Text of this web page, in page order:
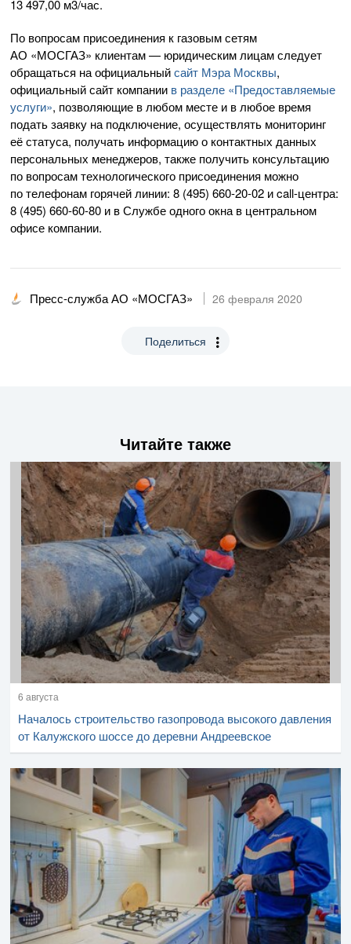
13 497,00 м3/час.
По вопросам присоединения к газовым сетям
АО «МОСГАЗ» клиентам — юридическим лицам следует
обращаться на официальныйсайт Мэра Москвы,
официальный сайт компании в разделе «Предоставляемые
услуги», позволяющие в любом месте и в любое время
подать заявку на подключение, осуществлять мониторинг
её статуса, получать информацию о контактных данных
персональных менеджеров, также получить консультацию
по вопросам технологического присоединения можно
по телефонам горячей линии: 8 (495) 660-20-02 иcall-центра:
8 (495) 660-60-80 и в Службе одного окна в центральном
офисе компании.
Пресс-служба АО «МОСГАЗ» 26 февраля 2020
Поделиться
Читайте также
6 августа
Началось строительство газопровода высокого давления
от Калужского шоссе до деревни Андреевское